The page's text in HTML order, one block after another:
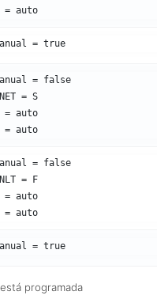
  F = auto
  manual = true
= false
= S
= auto
  F = auto
= false
= F
= auto
  F = auto
  manual = true
programada